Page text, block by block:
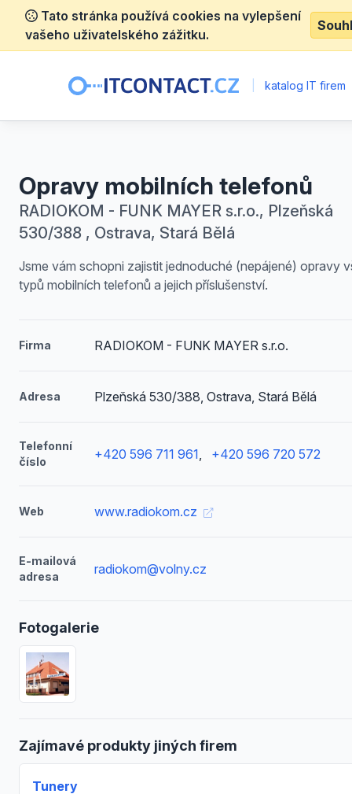
Tato stránka používá cookies na vylepšení
vašeho uživatelského zážitku.
katalog IT firem
Opravy mobilních telefonů
RADIOKOM - FUNK MAYER s.r.o., Plzeňská
530/388 , Ostrava, Stará Bělá
Jsme vám schopni zajistit jednoduché (nepájené) opravy
typů mobilních telefonů a jejich příslušenství.
Firma RADIOKOM - FUNK MAYER s.r.o.
Adresa Plzeňská 530/388, Ostrava, Stará Bělá
Telefonní
číslo
+420 596 711 961, +420 596 720 572
Web www.radiokom.cz
E-mailová
adresa
radiokom@volny.cz
Fotogalerie
Zajímavé produkty jiných firem
Tunery